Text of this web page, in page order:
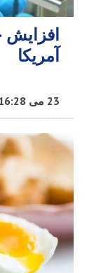
افزایش
آمریکا
23 می 16:28